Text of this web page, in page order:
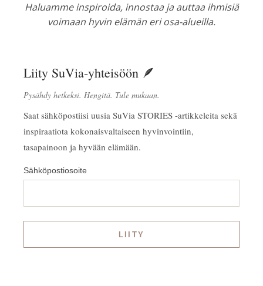
Haluamme inspiroida, innostaa ja auttaa ihmisiä
voimaan hyvin elämän eri osa-alueilla.
Liity SuVia-yhteisöön 🪶
Pysähdy hetkeksi. Hengitä. Tule mukaan.
Saat sähköpostiisi uusia SuVia STORIES -artikkeleita sekä
inspiraatiota kokonaisvaltaiseen hyvinvointiin,
tasapainoon ja hyvään elämään.
Sähköpostiosoite